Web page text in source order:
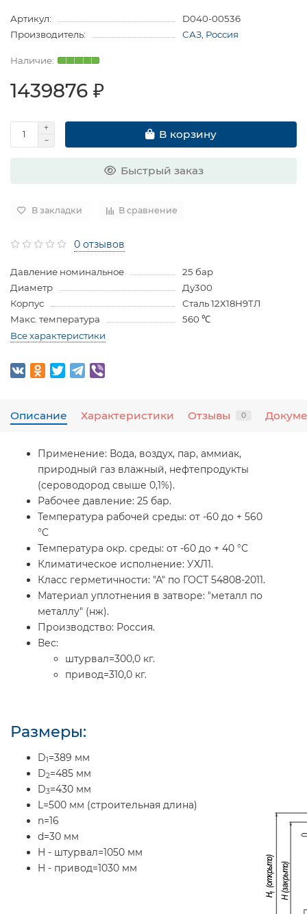
Артикул:
D040-00536
Производитель:
САЗ, Россия
1439876 ₽
В корзину
Быстрый заказ
В закладки В сравнение
0 отзывов
Давление номинальное
25 бар
Диаметр
Ду300
Корпус
Сталь 12Х18Н9ТЛ
Макс. температура
560 ℃
Все характеристики
Описание Характеристики Отзывы 0
Применение: Вода, воздух, пар, аммиак,
природный газ влажный, нефтепродукты
(сероводород свыше 0,1%).
Рабочее давление: 25 бар.
Температура рабочей среды: от -60 до + 560
°С
Температура окр. среды: от -60 до + 40 °С
Климатическое исполнение: УХЛ1.
Класс герметичности: "А" по ГОСТ 54808-2011.
Материал уплотнения в затворе: "металл по
металлу" (нж).
Производство: Россия.
Вес:
штурвал=300,0 кг.
привод=310,0 кг.
Размеры:
D1 =389 мм
D2=485 мм
D3=430 мм
L=500 мм (строительная длина)
n=16
d=30 мм
H - штурвал=1050 мм
H - привод=1030 мм